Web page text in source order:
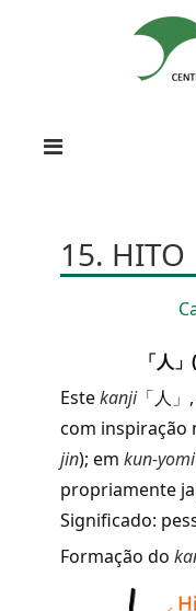
15. HITO
「人」(
Estekanji「人」
com inspiração
jin); em kun-yomi
propriamente
Significado:
Formação do